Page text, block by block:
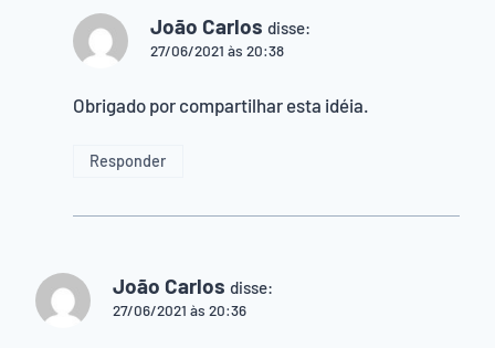
João Carlos disse:
27/06/2021 às 20:38
Obrigado por compartilhar esta idéia.
Responder
João Carlos disse:
27/06/2021 às 20:36